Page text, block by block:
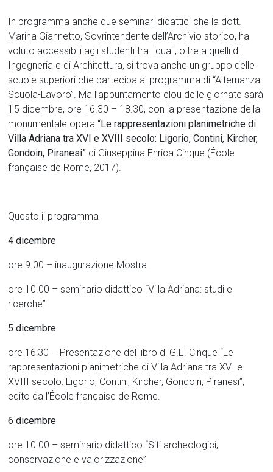
In programma anche due seminari didattici che la dott.
Marina Giannetto, Sovrintendente dell’Archivio storico, ha
voluto accessibili agli studenti tra i quali, oltre a quelli di
Ingegneria e di Architettura, si trova anche un gruppo delle
scuole superiori che partecipa al programma di “Alternanza
Scuola-Lavoro”. Ma l’appuntamento clou delle giornate sarà
il 5 dicembre, ore 16.30 – 18.30, con la presentazione della
monumentale opera “Le rappresentazioni planimetriche di
Villa Adriana tra XVI e XVIII secolo: Ligorio, Contini, Kircher,
Gondoin, Piranesi” di Giuseppina Enrica Cinque (École
française de Rome, 2017).
Questo il programma
4 dicembre
ore 9.00 – inaugurazione Mostra
ore 10.00 – seminario didattico “Villa Adriana: studi e
ricerche”
5 dicembre
ore 16:30 – Presentazione del libro di G.E. Cinque “Le
rappresentazioni planimetriche di Villa Adriana tra XVI e
XVIII secolo: Ligorio, Contini, Kircher, Gondoin, Piranesi”,
edito da l’École française de Rome.
6 dicembre
ore 10.00 – seminario didattico “Siti archeologici,
conservazione e valorizzazione”